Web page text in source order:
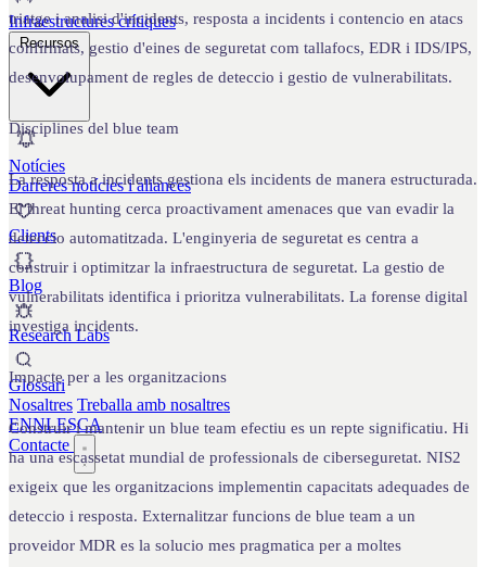
Infraestructures crítiques
Notícies
Darreres notícies i aliances
Clients
Blog
Research Labs
Glossari
Nosaltres Treballa amb nosaltres
ENNLESCA
Contacte
triatge i analisi d'incidents, resposta a incidents i contencio en atacs
confirmats, gestio d'eines de seguretat com tallafocs, EDR i IDS/IPS,
desenvolupament de regles de deteccio i gestio de vulnerabilitats.
Disciplines del blue team
La resposta a incidents gestiona els incidents de manera estructurada.
El threat hunting cerca proactivament amenaces que van evadir la
deteccio automatitzada. L'enginyeria de seguretat es centra a
construir i optimitzar la infraestructura de seguretat. La gestio de
vulnerabilitats identifica i prioritza vulnerabilitats. La forense digital
investiga incidents.
Impacte per a les organitzacions
Construir i mantenir un blue team efectiu es un repte significatiu. Hi
ha una escassetat mundial de professionals de ciberseguretat. NIS2
exigeix que les organitzacions implementin capacitats adequades de
deteccio i resposta. Externalitzar funcions de blue team a un
proveidor MDR es la solucio mes pragmatica per a moltes